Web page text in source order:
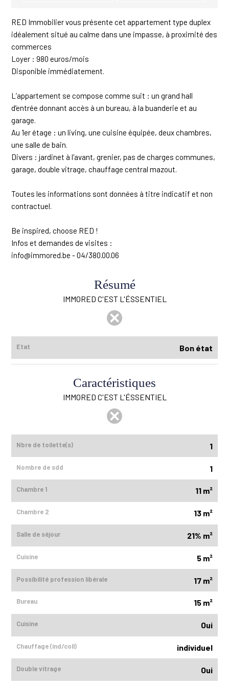
RED Immobilier vous présente cet appartement type duplex
idéalement situé au calme dans une impasse, à proximité des
commerces
Loyer : 980 euros/mois
Disponible immédiatement.
L’appartement se compose comme suit : un grand hall
d’entrée donnant accès à un bureau, à la buanderie et au
garage.
Au 1er étage : un living, une cuisine équipée, deux chambres,
une salle de bain.
Divers : jardinet à l'avant, grenier, pas de charges communes,
garage, double vitrage, chauffage central mazout.
Toutes les informations sont données à titre indicatif et non
contractuel.
Be inspired, choose RED !
Infos et demandes de visites :
info@immored.be - 04/380.00.06
Résumé
IMMORED C'EST L'ÉSSENTIEL
Etat Bon état
Caractéristiques
IMMORED C'EST L'ÉSSENTIEL
Nbre de toilette(s) 1
Nombre de sdd 1
Chambre 1 11 m²
Chambre 2 13 m²
Salle de séjour 21% m²
Cuisine 5 m²
Possibilité profession libérale 17 m²
Bureau 15 m²
Cuisine Oui
Chauffage (ind/coll) individuel
Double vitrage Oui